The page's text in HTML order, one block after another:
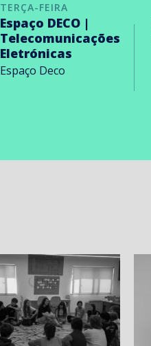
TERÇA-FEIRA
Espaço DECO |
Telecomunicações
Eletrónicas
Espaço Deco